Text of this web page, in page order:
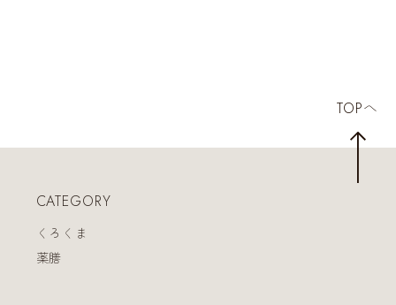
CATEGORY
くろくま
薬膳
TOPへ